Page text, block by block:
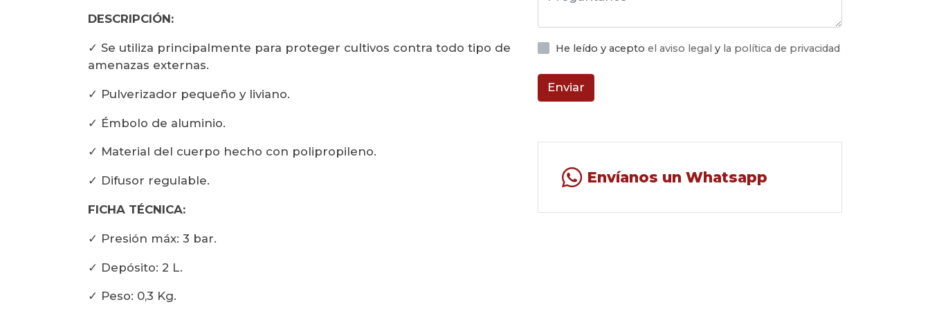
DESCRIPCIÓN:
✓ Se utiliza principalmente para proteger cultivos contra todo tipo de
amenazas externas.
✓ Pulverizador pequeño y liviano.
✓ Émbolo de aluminio.
✓ Material del cuerpo hecho con polipropileno.
✓ Difusor regulable.
FICHA TÉCNICA:
✓ Presión máx: 3 bar.
✓ Depósito: 2 L.
✓ Peso: 0,3 Kg.
He leído y acepto el aviso legal y la política de privacidad
Enviar
Envíanos un Whatsapp